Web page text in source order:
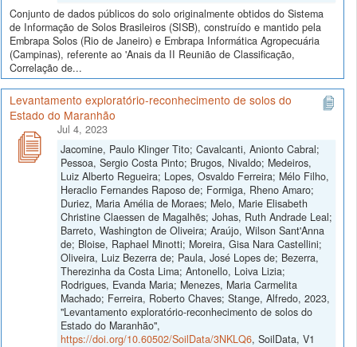
Conjunto de dados públicos do solo originalmente obtidos do Sistema
de Informação de Solos Brasileiros (SISB), construído e mantido pela
Embrapa Solos (Rio de Janeiro) e Embrapa Informática Agropecuária
(Campinas), referente ao 'Anais da II Reunião de Classificação,
Correlação de...
Levantamento exploratório-reconhecimento de solos do
Estado do Maranhão
Jul 4, 2023
Jacomine, Paulo Klinger Tito; Cavalcanti, Anionto Cabral;
Pessoa, Sergio Costa Pinto; Brugos, Nivaldo; Medeiros,
Luiz Alberto Regueira; Lopes, Osvaldo Ferreira; Mélo Filho,
Heraclio Fernandes Raposo de; Formiga, Rheno Amaro;
Duriez, Maria Amélia de Moraes; Melo, Marie Elisabeth
Christine Claessen de Magalhẽs; Johas, Ruth Andrade Leal;
Barreto, Washington de Oliveira; Araújo, Wilson Sant'Anna
de; Bloise, Raphael Minotti; Moreira, Gisa Nara Castellini;
Oliveira, Luiz Bezerra de; Paula, José Lopes de; Bezerra,
Therezinha da Costa Lima; Antonello, Loiva Lizia;
Rodrigues, Evanda Maria; Menezes, Maria Carmelita
Machado; Ferreira, Roberto Chaves; Stange, Alfredo, 2023,
"Levantamento exploratório-reconhecimento de solos do
Estado do Maranhão",
https://doi.org/10.60502/SoilData/3NKLQ6, SoilData, V1